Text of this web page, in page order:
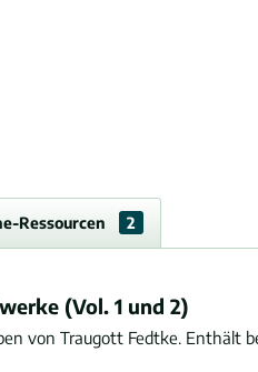
Ressourcen 2
(Vol. 1 und 2)
von Traugott Fedtke. Enthält